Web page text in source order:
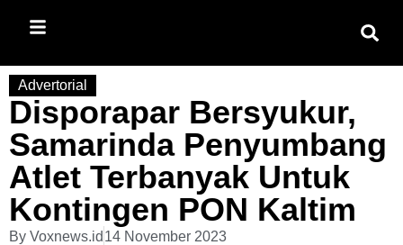
Advertorial
Disporapar Bersyukur,
Samarinda Penyumbang
Atlet Terbanyak Untuk
Kontingen PON Kaltim
By Voxnews.id 14 November 2023